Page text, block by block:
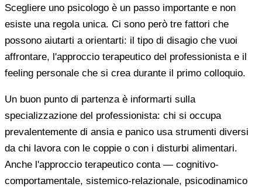
Scegliere uno psicologo è un passo importante e non
esiste una regola unica. Ci sono però tre fattori che
possono aiutarti a orientarti: il tipo di disagio che vuoi
affrontare, l'approccio terapeutico del professionista e il
feeling personale che si crea durante il primo colloquio.
Un buon punto di partenza è informarti sulla
specializzazione del professionista: chi si occupa
prevalentemente di ansia e panico usa strumenti diversi
da chi lavora con le coppie o con i disturbi alimentari.
Anche l'approccio terapeutico conta — cognitivo-
comportamentale, sistemico-relazionale, psicodinamico